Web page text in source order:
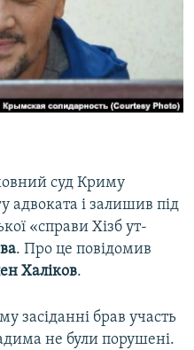
суд Криму
адвоката і залишив під
«справи Хізб ут-
. Про це повідомив
Халіков.
засіданні брав участь
не були порушені.